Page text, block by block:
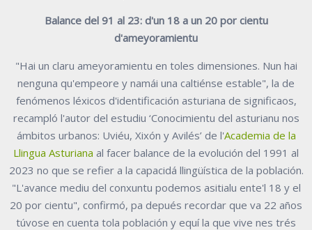
Balance del 91 al 23: d'un 18 a un 20 por cientu
d'ameyoramientu
"Hai un claru ameyoramientu en toles dimensiones. Nun hai
nenguna qu'empeore y namái una caltiénse estable", la de
fenómenos léxicos d'identificación asturiana de significaos,
recampló l'autor del estudiu ‘Conocimientu del asturianu nos
ámbitos urbanos: Uviéu, Xixón y Avilés’ de l'Academia de la
Llingua Asturiana al facer balance de la evolución del 1991 al
2023 no que se refier a la capacidá llingüística de la población.
"L'avance mediu del conxuntu podemos asitialu ente'l 18 y el
20 por cientu", confirmó, pa depués recordar que va 22 años
túvose en cuenta tola población y equí la que vive nes trés